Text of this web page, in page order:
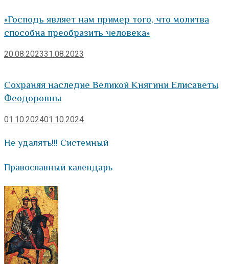
«Господь являет нам пример того, что молитва
способна преобразить человека»
20.08.202331.08.2023
Сохраняя наследие Великой Княгини Елисаветы
Феодоровны
01.10.202401.10.2024
Не удалять!!! Системный
Православный календарь